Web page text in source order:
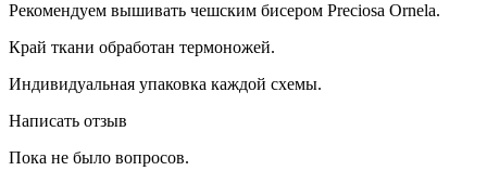
Рекомендуем вышивать чешским бисером Preciosa Ornela.
Край ткани обработан термоножей.
Индивидуальная упаковка каждой схемы.
Написать отзыв
Пока не было вопросов.